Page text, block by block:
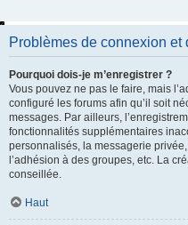
Problèmes de connexion et
Pourquoi dois-je m’enregistrer ?
Vous pouvez ne pas le faire, mais
configuré les forums afin qu’il soit
messages. Par ailleurs,
fonctionnalités supplémentaires
personnalisés, la messagerie
l’adhésion à des groupes, etc. La
conseillée.
Haut